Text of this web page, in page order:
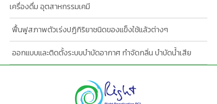
เครื่องดื่ม อุตสาหกรรมเคมี
ฟื้นฟูสภาพตัวเร่งปฏิกิริยาชนิดของแข็งใช้แล้วต่างๆ
ออกแบบและติดตั้งระบบบำบัดอากาศ กำจัดกลิ่น บำบัดน้ำเสีย